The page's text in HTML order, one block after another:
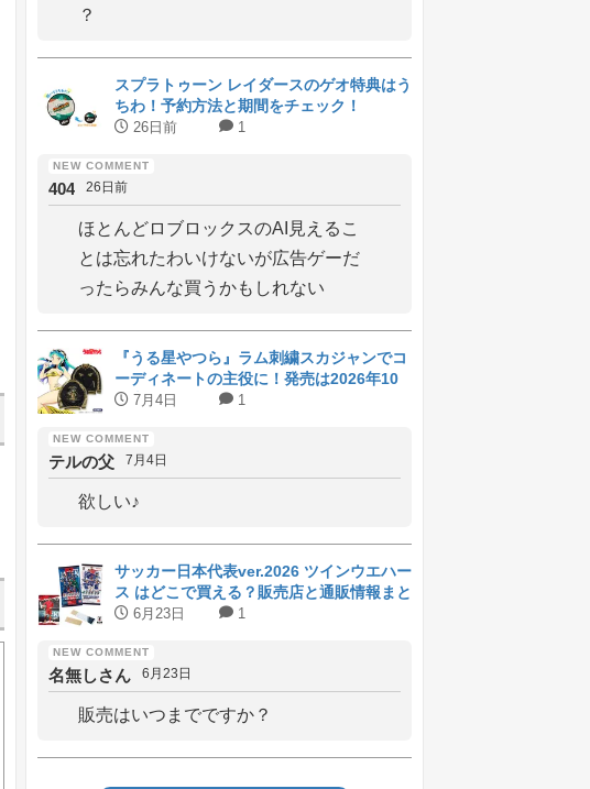
？
スプラトゥーン レイダースのゲオ特典はう
ちわ！予約方法と期間をチェック！
26日前 1
404 26日前
ほとんどロブロックスのAI見えるこ
とは忘れたわいけないが広告ゲーだ
ったらみんな買うかもしれない
『うる星やつら』ラム刺繍スカジャンでコ
ーディネートの主役に！発売は2026年10
月上旬
7月4日 1
テルの父 7月4日
欲しい♪
サッカー日本代表ver.2026 ツインウエハー
ス はどこで買える？販売店と通販情報まと
め 6月23日 1
名無しさん 6月23日
販売はいつまでですか？